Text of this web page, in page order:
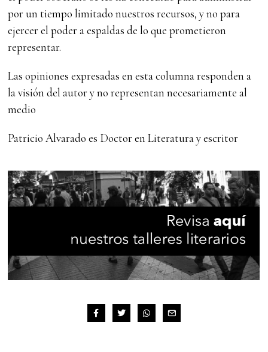
por un tiempo limitado nuestros recursos, y no para
ejercer el poder a espaldas de lo que prometieron
representar.
Las opiniones expresadas en esta columna responden a
la visión del autor y no representan necesariamente al
medio
Patricio Alvarado es Doctor en Literatura y escritor